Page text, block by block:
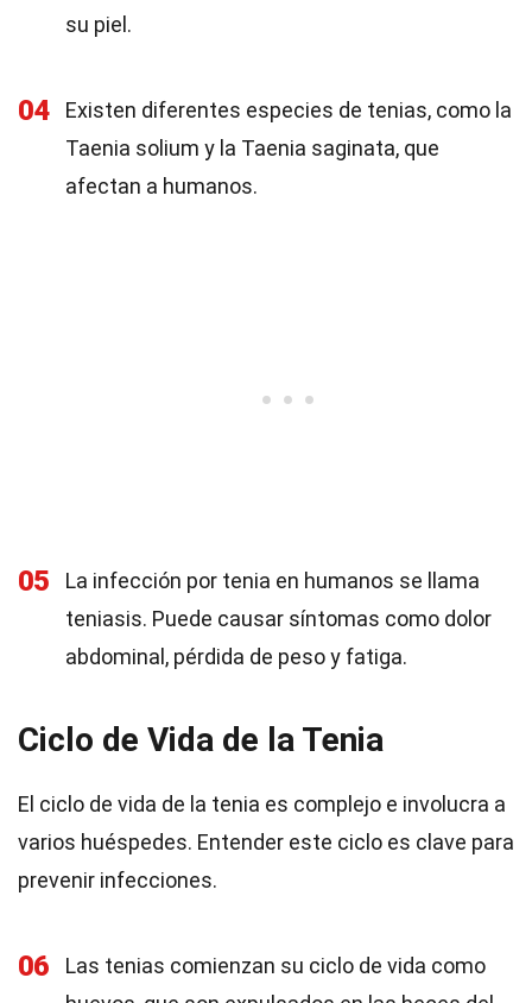
su piel.
04
Existen diferentes especies de tenias, como la
Taenia solium y la Taenia saginata, que
afectan a humanos.
05
La infección por tenia en humanos se llama
teniasis. Puede causar síntomas como dolor
abdominal, pérdida de peso y fatiga.
Ciclo de Vida de la Tenia
El ciclo de vida de la tenia es complejo e involucra a
varios huéspedes. Entender este ciclo es clave para
prevenir infecciones.
06
Las tenias comienzan su ciclo de vida como